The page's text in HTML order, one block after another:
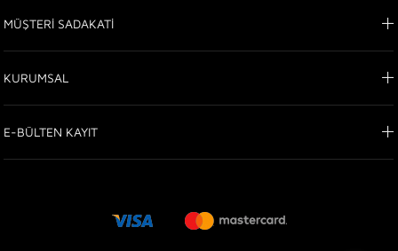
MÜŞTERİ SADAKATİ
KURUMSAL
E-BÜLTEN KAYIT